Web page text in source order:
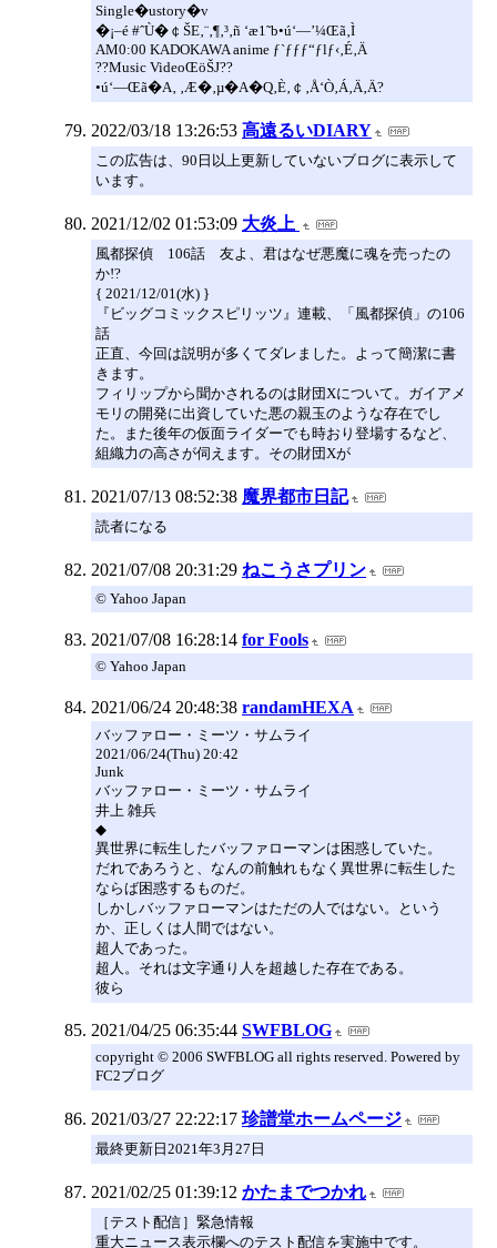
Single�ustory�v
�¡–é #ˆÙ�￠ŠE‚¨‚¶‚³‚ñ ‘æ1˜b•ú‘—’¼Œã‚Ì
AM0:00 KADOKAWA anime ƒ`ƒƒƒ“ƒlƒ‹‚É‚Ä
??Music VideoŒöŠJ??
•ú‘—Œã�A‚ ‚Æ�­‚µ�A�Q‚È‚￠‚Å‘Ò‚Á‚Ä‚Ä?
2022/03/18 13:26:53 高遠るいDIARY
この広告は、90日以上更新していないブログに表示して
います。
2021/12/02 01:53:09 大炎上
風都探偵 106話 友よ、君はなぜ悪魔に魂を売ったの
か!?
{ 2021/12/01(水) }
『ビッグコミックスピリッツ』連載、「風都探偵」の106
話
正直、今回は説明が多くてダレました。よって簡潔に書
きます。
フィリップから聞かされるのは財団Xについて。ガイアメ
モリの開発に出資していた悪の親玉のような存在でし
た。また後年の仮面ライダーでも時おり登場するなど、
組織力の高さが伺えます。その財団Xが
2021/07/13 08:52:38 魔界都市日記
読者になる
2021/07/08 20:31:29 ねこうさプリン
© Yahoo Japan
2021/07/08 16:28:14 for Fools
© Yahoo Japan
2021/06/24 20:48:38 randamHEXA
バッファロー・ミーツ・サムライ
2021/06/24(Thu) 20:42
Junk
バッファロー・ミーツ・サムライ
井上 雑兵
◆
異世界に転生したバッファローマンは困惑していた。
だれであろうと、なんの前触れもなく異世界に転生した
ならば困惑するものだ。
しかしバッファローマンはただの人ではない。という
か、正しくは人間ではない。
超人であった。
超人。それは文字通り人を超越した存在である。
彼ら
2021/04/25 06:35:44 SWFBLOG
copyright © 2006 SWFBLOG all rights reserved. Powered by
FC2ブログ
2021/03/27 22:22:17 珍譜堂ホームページ
最終更新日2021年3月27日
2021/02/25 01:39:12 かたまでつかれ
［テスト配信］緊急情報
重大ニュース表示欄へのテスト配信を実施中です。